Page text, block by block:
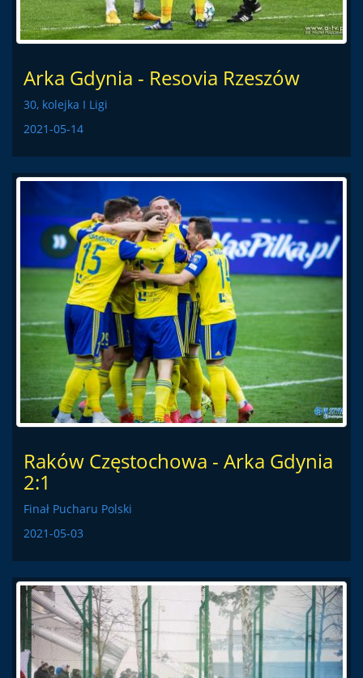
Arka Gdynia - Resovia Rzeszów
30, kolejka I Ligi
2021-05-14
Raków Częstochowa - Arka Gdynia
2:1
Finał Pucharu Polski
2021-05-03